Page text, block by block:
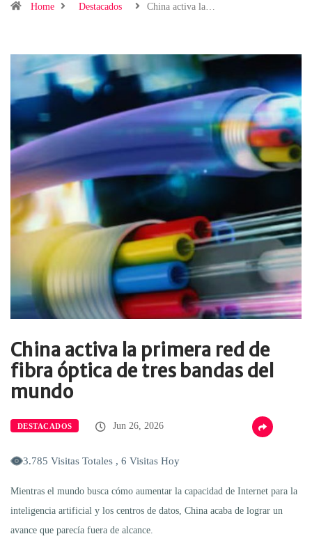
Home Destacados China activa la…
China activa la primera red de
fibra óptica de tres bandas del
mundo
DESTACADOS Jun 26, 2026
3.785 Visitas Totales , 6 Visitas Hoy
Mientras el mundo busca cómo aumentar la capacidad de Internet para la
inteligencia artificial y los centros de datos, China acaba de lograr un
avance que parecía fuera de alcance.